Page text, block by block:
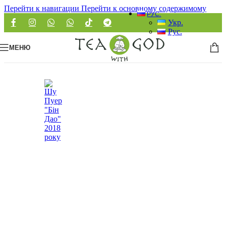
Перейти к навигации Перейти к основному содержимому
РУС.
Укр.
Рус.
МЕНЮ